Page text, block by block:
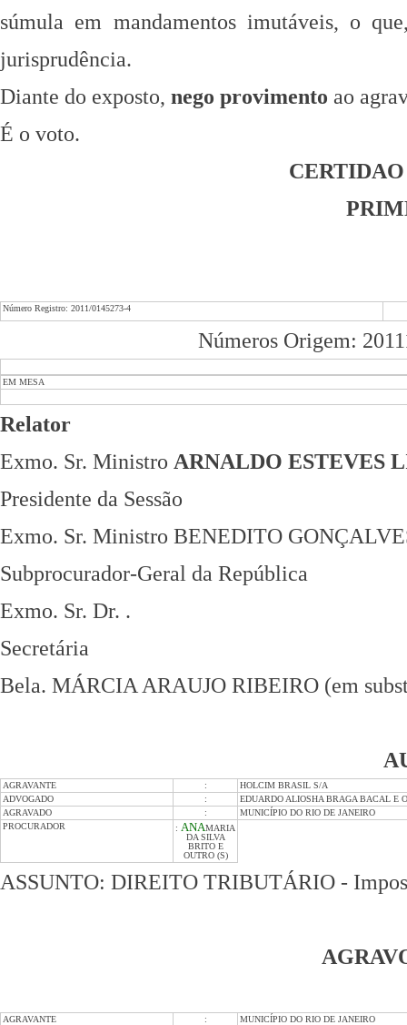
súmula em mandamentos imutáveis, o
jurisprudência.
Diante do exposto, nego provimento ao
É o voto.
Número Registro: 2011/0145273-4
Números Origem:
EM MESA
Relator
Exmo. Sr. Ministro ARNALDO ESTEVES
Presidente da Sessão
Exmo. Sr. Ministro BENEDITO
Subprocurador-Geral da República
Exmo. Sr. Dr. .
Secretária
Bela. MÁRCIA ARAUJO RIBEIRO (em
AGRAVANTE :
HOLCIM BRASIL S/A
ADVOGADO
:
EDUARDO ALIOSHA BRAGA BACAL E
AGRAVADO
:
MUNICÍPIO DO RIO DE JANEIRO
PROCURADOR
: ANAMARIA
DA SILVA
BRITO E
OUTRO (S)
ASSUNTO: DIREITO TRIBUTÁRIO -
AGRAVANTE :
MUNICÍPIO DO RIO DE JANEIRO